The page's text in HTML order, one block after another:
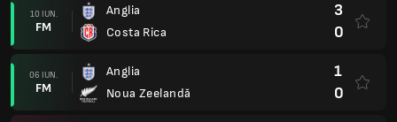
10 IUN.
FM
Anglia
Costa Rica
3
0
06 IUN.
FM
Anglia
Noua Zeelandă
1
0